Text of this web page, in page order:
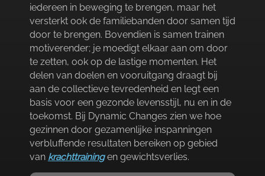
iedereen in beweging te brengen, maar het
versterkt ook de familiebanden door samen tijd
door te brengen.​ Bovendien is samen trainen
motiverender; je moedigt elkaar aan om door
te zetten, ook op de lastige momenten.​ Het
delen van doelen en vooruitgang draagt bij
aan de collectieve tevredenheid en legt een
basis voor een gezonde levensstijl, nu en in de
toekomst.​ Bij Dynamic Changes zien we hoe
gezinnen door gezamenlijke inspanningen
verbluffende resultaten bereiken op gebied
van krachttrainingen gewichtsverlies.​